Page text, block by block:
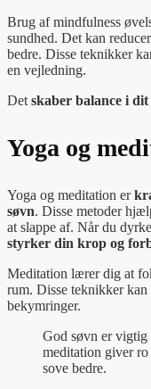
Brug af mindfulness
sundhed. Det kan
bedre. Disse teknikker
en vejledning.
Det skaber balance i
Yoga og
Yoga og meditation er
søvn. Disse metoder
at slappe af. Når du
styrker din krop og
Meditation lærer dig at
rum. Disse teknikker
bekymringer.
God søvn er vigtig
meditation giver
sove bedre.